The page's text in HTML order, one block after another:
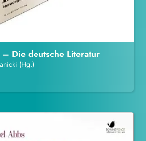
Die deutsche Literatur
(Hg.)